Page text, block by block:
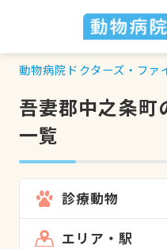
動物病院ドクターズ・ファ
吾妻郡中之条町
一覧
診療動物
エリア・駅